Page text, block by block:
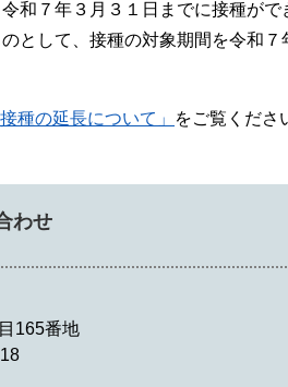
和７年３月３１日までに接種が
として、接種の対象期間を令和
種の延長について」 をご覧くださ
わせ
165番地